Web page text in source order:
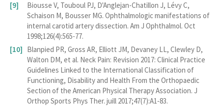
Biousse V, Touboul PJ, D'Anglejan-Chatillon J, Lévy C,
Schaison M, Bousser MG. Ophthalmologic manifestations of
internal carotid artery dissection. Am J Ophthalmol. Oct
1998;126(4):565-77.
Blanpied PR, Gross AR, Elliott JM, Devaney LL, Clewley D,
Walton DM, et al. Neck Pain: Revision 2017: Clinical Practice
Guidelines Linked to the International Classification of
Functioning, Disability and Health From the Orthopaedic
Section of the American Physical Therapy Association. J
Orthop Sports Phys Ther. juill 2017;47(7):A1‑83.